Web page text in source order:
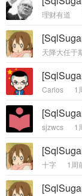
理财有道
天降大任于
Carlos 1
sjzwcs 1
十字 1周